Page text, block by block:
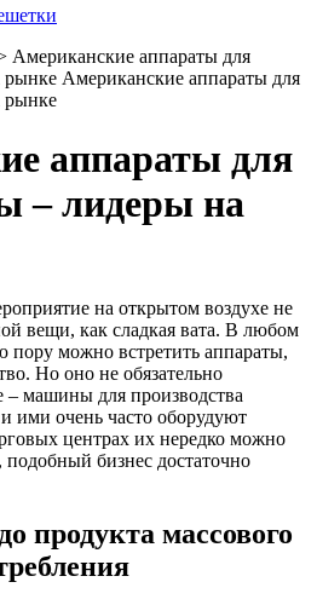
Американские аппараты для
рынке Американские аппараты для
рынке
аппараты для
– лидеры на
на открытом воздухе не
вещи, как сладкая вата. В любом
пору можно встретить аппараты,
Но оно не обязательно
– машины для производства
ими очень часто оборудуют
центрах их нередко можно
бизнес достаточно
продукта массового